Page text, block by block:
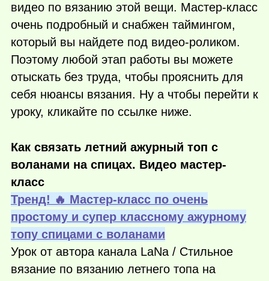
видео по вязанию этой вещи. Мастер-класс
очень подробный и снабжен таймингом,
который вы найдете под видео-роликом.
Поэтому любой этап работы вы можете
отыскать без труда, чтобы прояснить для
себя нюансы вязания. Ну а чтобы перейти к
уроку, кликайте по ссылке ниже.
Как связать летний ажурный топ с
воланами на спицах. Видео мастер-
класс
Тренд! 🔥 Мастер-класс по очень
простому и супер классному ажурному
топу спицами с воланами
Урок от автора канала LaNa / Стильное
вязание по вязанию летнего топа на